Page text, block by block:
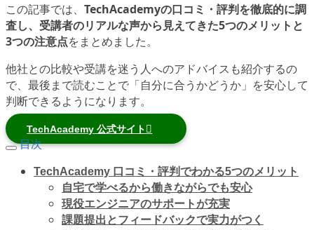
この記事では、 TechAcademyの口コミ・評判を徹底的に調
査し、受講者のリアルな声から見えてきた5つのメリットと
3つの注意点をまとめました。
他社との比較や受講を迷う人へのアドバイスも紹介するの
で、最後まで読むことで「自分に合うかどうか」を安心して
判断できるようになります。
TechAcademy 公式サイト
目次
TechAcademy 口コミ・評判でわかる5つのメリット
自宅で学べるから働きながらでも安心
現役エンジニアのサポートが充実
課題提出とフィードバックで実力がつく